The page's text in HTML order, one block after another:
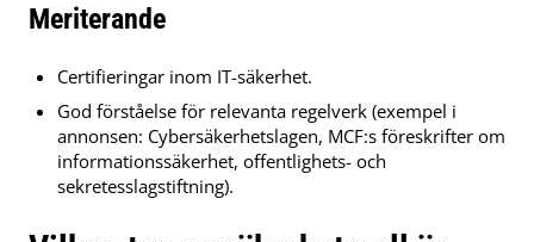
Meriterande
Certifieringar inom IT-säkerhet.
God förståelse för relevanta regelverk (exempel i
annonsen: Cybersäkerhetslagen, MCF:s föreskrifter om
informationssäkerhet, offentlighets- och
sekretesslagstiftning).